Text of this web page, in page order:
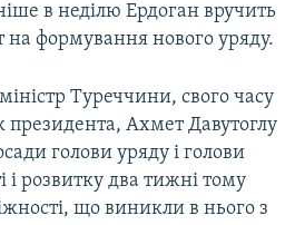
в неділю Ердоган вручить
формування нового уряду.
Туреччини, свого часу
Ахмет Давутоглу
голови уряду і голови
і розвитку два тижні тому
що виникли в нього з